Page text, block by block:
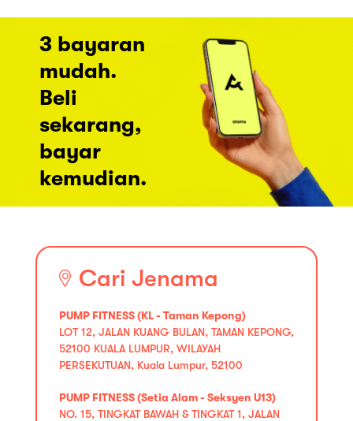
3 bayaran
mudah.
Beli
sekarang,
bayar
kemudian.
Cari Jenama
PUMP FITNESS (KL - Taman Kepong)
LOT 12, JALAN KUANG BULAN, TAMAN KEPONG,
52100 KUALA LUMPUR, WILAYAH
PERSEKUTUAN, Kuala Lumpur, 52100
PUMP FITNESS (Setia Alam - Seksyen U13)
NO. 15, TINGKAT BAWAH & TINGKAT 1, JALAN